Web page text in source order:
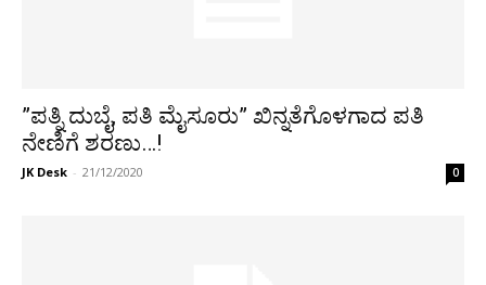
”ಪತ್ನಿ ದುಬೈ, ಪತಿ ಮೈಸೂರು” ಖಿನ್ನತೆಗೊಳಗಾದ ಪತಿ
ನೇಣಿಗೆ ಶರಣು…!
JK Desk - 21/12/2020 0